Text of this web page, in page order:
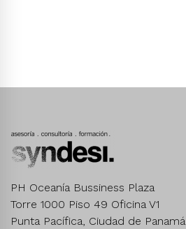
PH Oceanía Bussiness Plaza
Torre 1000 Piso 49 Oficina V1
Punta Pacífica, Ciudad de Panamá